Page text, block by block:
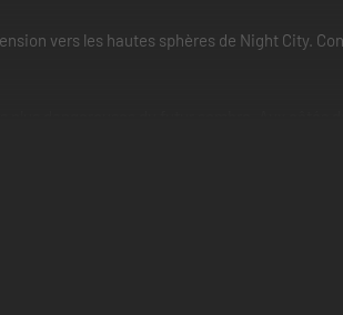
vers les hautes sphères de Night City.
dangereuses du futur sombre. Aux côtés
les secrets d'un implant cybernétique
mystérieux de l'espionnage et prenez
de rêves brisés et tentez de survivre à